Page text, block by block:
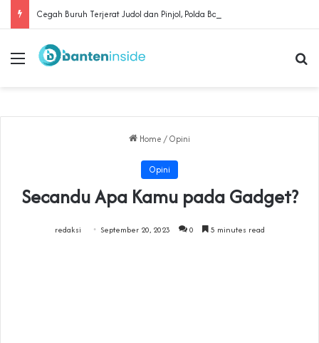
Menu
Home / Opini
Opini
Secandu Apa Kamu pada Gadget?
redaksi September 20, 2023 0 5 minutes read